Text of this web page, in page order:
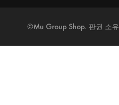
기타
연락처
블로그
©Mu Group Shop. 판권 소유